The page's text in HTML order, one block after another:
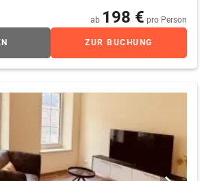
eingerichtete Küchenzeile • Essecke •
mit Trockner • Dusche / WC •
Parkplätze • Bettwäsche &
& Slipper gg. Kaution Hinweis zur
tägliche Zimmerreinigung! • Auf
50,- € (inkl. Boden, Bad,
• Auf Wunsch pro Reinigung 70,- €
ab 198 € pro Person
ZUR BUCHUNG